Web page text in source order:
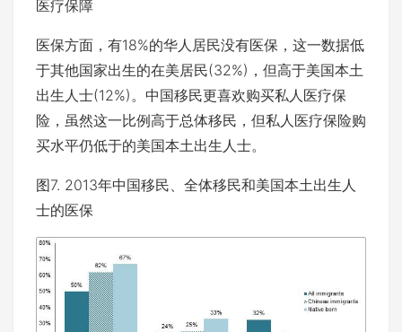
医疗保障
医保方面，有18%的华人居民没有医保，这一数据低
于其他国家出生的在美居民(32%)，但高于美国本土
出生人士(12%)。中国移民更喜欢购买私人医疗保
险，虽然这一比例高于总体移民，但私人医疗保险购
买水平仍低于的美国本土出生人士。
图7. 2013年中国移民、全体移民和美国本土出生人
士的医保